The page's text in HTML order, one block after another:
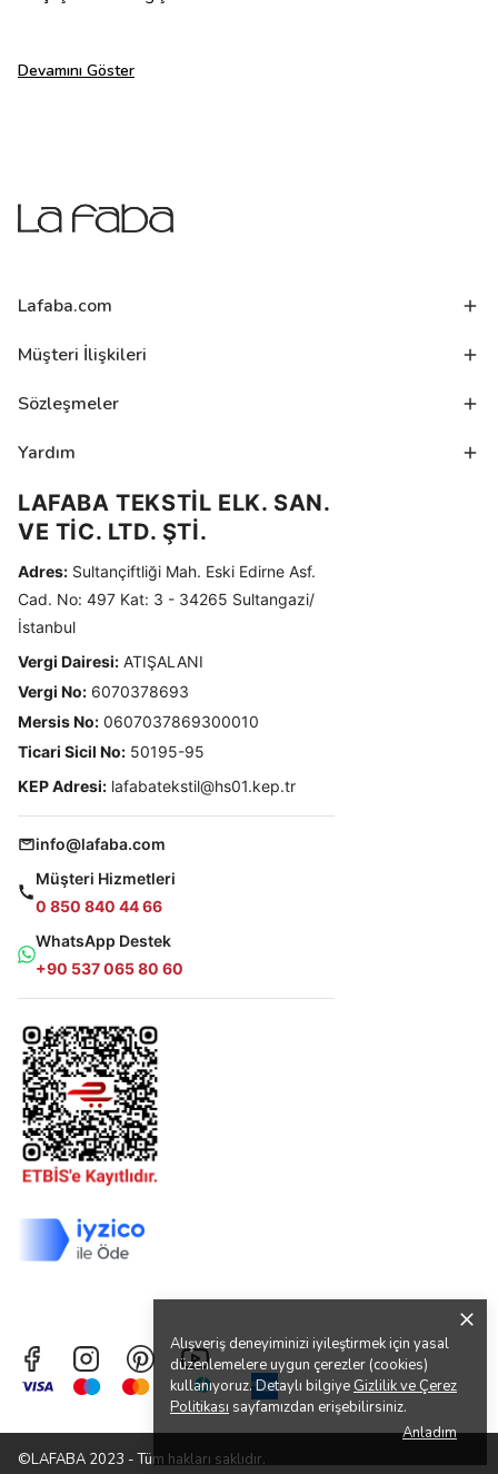
Alışveriş deneyiminizi iyileştirmek için yasal
düzenlemelere uygun çerezler (cookies)
kullanıyoruz. Detaylı bilgiye Gizlilik ve Çerez
Politikası sayfamızdan erişebilirsiniz.
Anladım
Devamını Göster
Lafaba.com
Müşteri İlişkileri
Sözleşmeler
Yardım
LAFABA TEKSTİL ELK. SAN.
VE TİC. LTD. ŞTİ.
Adres: Sultançiftliği Mah. Eski Edirne Asf.
Cad. No: 497 Kat: 3 - 34265 Sultangazi/
İstanbul
Vergi Dairesi: ATIŞALANI
Vergi No: 6070378693
Mersis No: 0607037869300010
Ticari Sicil No: 50195-95
KEP Adresi: lafabatekstil@hs01.kep.tr
info@lafaba.com
Müşteri Hizmetleri
0 850 840 44 66
WhatsApp Destek
+90 537 065 80 60
©LAFABA 2023 - Tüm hakları saklıdır.